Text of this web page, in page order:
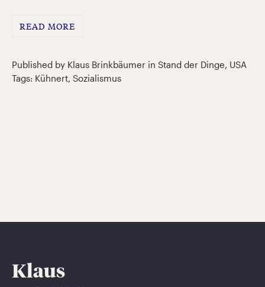
READ MORE
Published by Klaus Brinkbäumer in Stand der Dinge, USA
Tags: Kühnert, Sozialismus
Klaus